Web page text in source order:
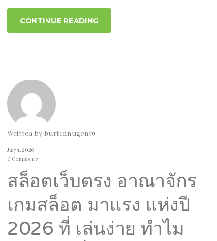
CONTINUE READING
Written by burtonnugent0
July 1, 2026
0 Comments
สล็อตเว็บตรง อาณาจักร
เกมสล็อต มาแรง แห่งปี
2026 ที่ เล่นง่าย ทำไม